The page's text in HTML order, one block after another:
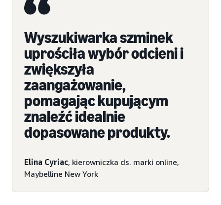
Wyszukiwarka szminek
uprościła wybór odcieni i
zwiększyła
zaangażowanie,
pomagając kupującym
znaleźć idealnie
dopasowane produkty.
Elina Cyriac, kierowniczka ds. marki online,
Maybelline New York